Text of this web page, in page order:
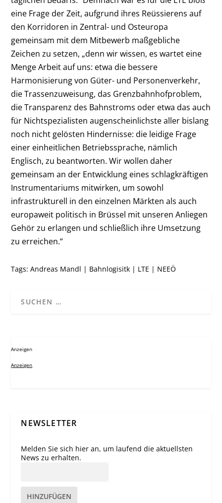
eine Frage der Zeit, aufgrund ihres Reüssierens auf
den Korridoren in Zentral- und Osteuropa
gemeinsam mit dem Mitbewerb maßgebliche
Zeichen zu setzen, „denn wir wissen, es wartet eine
Menge Arbeit auf uns: etwa die bessere
Harmonisierung von Güter- und Personenverkehr,
die Trassenzuweisung, das Grenzbahnhofproblem,
die Transparenz des Bahnstroms oder etwa das auch
für Nichtspezialisten augenscheinlichste aller bislang
noch nicht gelösten Hindernisse: die leidige Frage
einer einheitlichen Betriebssprache, nämlich
Englisch, zu beantworten. Wir wollen daher
gemeinsam an der Entwicklung eines schlagkräftigen
Instrumentariums mitwirken, um sowohl
infrastrukturell in den einzelnen Märkten als auch
europaweit politisch in Brüssel mit unseren Anliegen
Gehör zu erlangen und schließlich ihre Umsetzung
zu erreichen.“
Tags:Andreas Mandl | Bahnlogisitk | LTE | NEEÖ
Anzeigen
Anzeigen
NEWSLETTER
Melden Sie sich hier an, um laufend die aktuellsten
News zu erhalten.
HINZUFÜGEN